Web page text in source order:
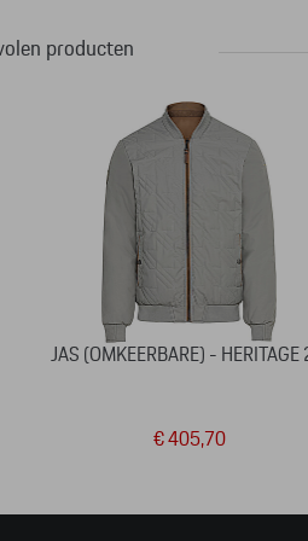
producten
JAS (OMKEERBARE) - HERITAGE
€ 405,70